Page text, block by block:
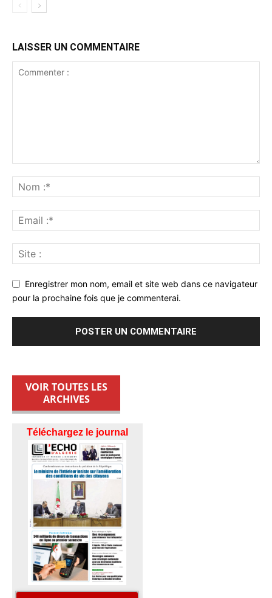
LAISSER UN COMMENTAIRE
Enregistrer mon nom, email et site web dans ce navigateur
pour la prochaine fois que je commenterai.
VOIR TOUTES LES
ARCHIVES